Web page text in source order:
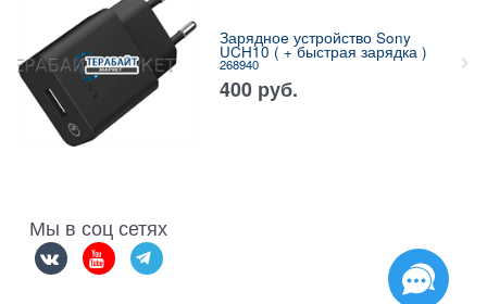
Зарядное устройство Sony
UCH10 ( + быстрая зарядка )
268940
400 руб.
Мы в соц сетях